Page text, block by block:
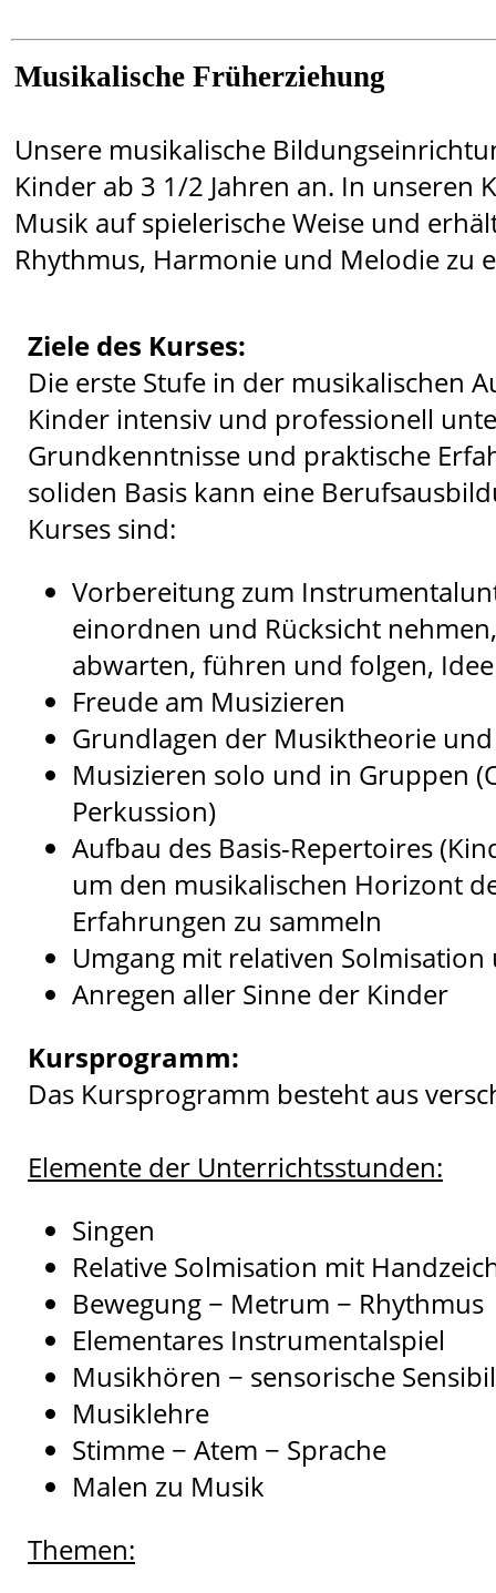
Musikalische Früherziehung
Unsere musikalische
Kinder ab 3 1/2 Jahren an. In unseren
Musik auf spielerische Weise und
Rhythmus, Harmonie und Melodie zu
Ziele des Kurses:
Die erste Stufe in der musikalischen
Kinder intensiv und professionell
Grundkenntnisse und praktische
soliden Basis kann eine
Kurses sind:
Vorbereitung zum
einordnen und Rücksicht
abwarten, führen und folgen,
Freude am Musizieren
Grundlagen der Musiktheorie
Musizieren solo und in Gruppen
Perkussion)
Aufbau des Basis-Repertoires
um den musikalischen Horizont
Erfahrungen zu sammeln
Umgang mit relativen
Anregen aller Sinne der Kinder
Kursprogramm:
Das Kursprogramm besteht aus
Elemente der Unterrichtsstunden:
Singen
Relative Solmisation mit
Bewegung − Metrum − Rhythmus
Elementares Instrumentalspiel
Musikhören − sensorische
Musiklehre
Stimme − Atem − Sprache
Malen zu Musik
Themen: